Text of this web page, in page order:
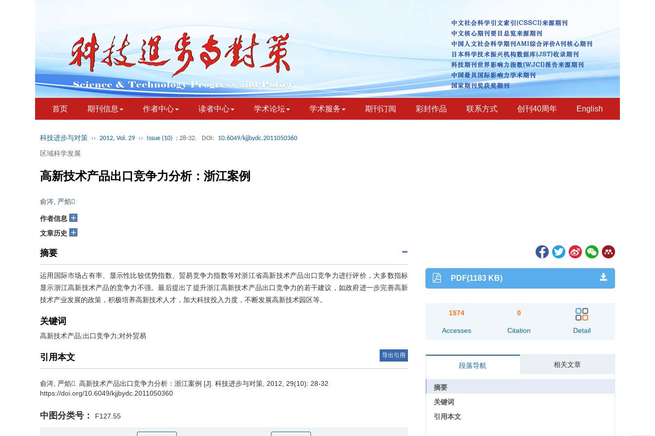
首页 期刊信息 作者中心 读者中心 学术论坛 学术服务 期刊订阅 彩封作品 联系方式 创刊40周年 English
科技进步与对策 ›› 2012, Vol. 29 ›› Issue (10) : 28-32. DOI: 10.6049/kjjbydc.2011050360
区域科学发展
高新技术产品出口竞争力分析：浙江案例
俞涔 严焰
作者信息 +
文章历史 +
摘要
运用国际市场占有率、显示性比较优势指数、贸易竞争力指数等对浙江省高新技术产品出口竞争力进行评价，大多数指标
显示浙江高新技术产品的竞争力不强。最后提出了提升浙江高新技术产品出口竞争力的若干建议，如政府进一步完善高新
技术产业发展的政策，积极培养高新技术人才，加大科技投入力度，不断发展高新技术园区等。
关键词
高新技术产品;出口竞争力;对外贸易
引用本文 导出引用
俞涔 严焰 高新技术产品出口竞争力分析：浙江案例 [J]. 科技进步与对策, 2012, 29(10): 28-32
https://doi.org/10.6049/kjjbydc.2011050360
中图分类号： F127.55
PDF(1183 KB)
1574
Accesses
0
Citation Detail
段落导航 相关文章
摘要
关键词
引用本文